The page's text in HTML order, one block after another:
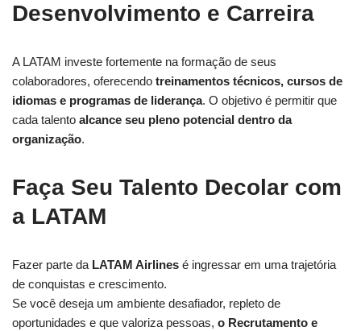
Desenvolvimento e Carreira
A LATAM investe fortemente na formação de seus
colaboradores, oferecendo treinamentos técnicos, cursos de
idiomas e programas de liderança. O objetivo é permitir que
cada talento alcance seu pleno potencial dentro da
organização.
Faça Seu Talento Decolar com
a LATAM
Fazer parte da LATAM Airlines é ingressar em uma trajetória
de conquistas e crescimento.
Se você deseja um ambiente desafiador, repleto de
oportunidades e que valoriza pessoas, o Recrutamento e